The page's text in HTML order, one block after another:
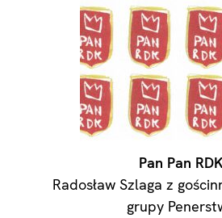
Pan Pan
Radosław Szlaga z
grupy